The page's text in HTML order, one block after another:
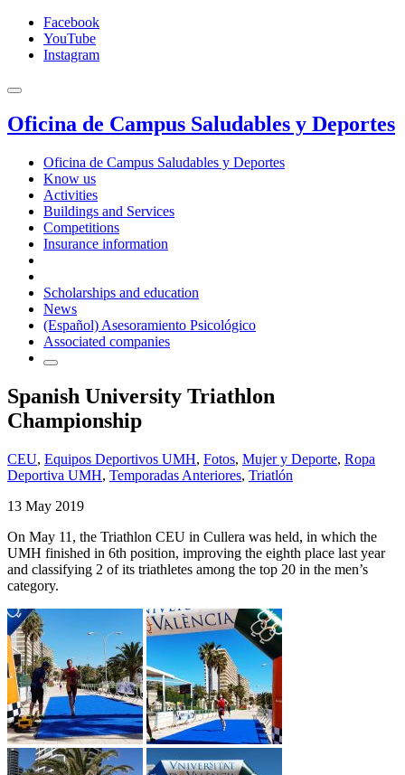
Facebook
YouTube
Instagram
Oficina de Campus Saludables y Deportes
Oficina de Campus Saludables y Deportes
Know us
Activities
Buildings and Services
Competitions
Insurance information
Scholarships and education
News
(Español) Asesoramiento Psicológico
Associated companies
Spanish University Triathlon
Championship
CEU, Equipos Deportivos UMH, Fotos, Mujer y Deporte, Ropa
Deportiva UMH, Temporadas Anteriores, Triatlón
13 May 2019
On May 11, the Triathlon CEU in Cullera was held, in which the
UMH finished in 6th position, improving the eighth place last year
and classifying 2 of its triathletes among the top 20 in the men’s
category.